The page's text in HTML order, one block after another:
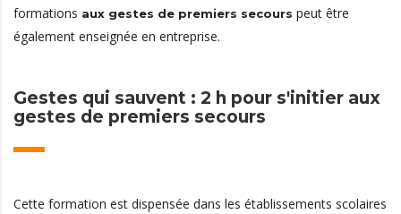
formations aux gestes de premiers secours peut être
également enseignée en entreprise.
Gestes qui sauvent : 2 h pour s'initier aux
gestes de premiers secours
Cette formation est dispensée dans les établissements scolaires